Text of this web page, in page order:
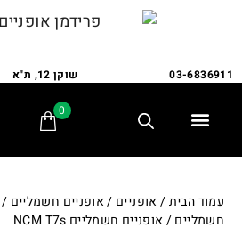
03-6836911 שוקן 12, ת"א
0
עמוד הבית/ אופניים /אופניים חשמליים /
חשמליים/ אופניים חשמליים NCM T7s